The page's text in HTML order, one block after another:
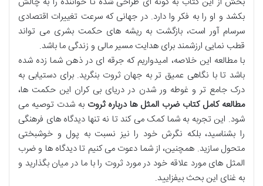
بکشد و او را به فکر وا دارد. در جهانی که سرعت تغییرات اقتصادی
سرسام آور است، بازگشت به ریشه های حکمت بشری می تواند
قطب نمایی ارزشمند برای هدایت مسیر مالی و زندگی ما باشد.
با مطالعه این خلاصه، امیدواریم که جرقه ای در ذهن شما زده شده
باشد تا با نگاهی عمیق تر به جهان ثروت بنگرید. برای دستیابی به
درک جامع تر و غوطه ور شدن در دریای بی کران این حکمت ها،
مطالعه کامل کتاب ضرب المثل ها درباره ثروت به شدت توصیه می
شود. این تجربه به شما کمک می کند تا نه تنها دیدگاه های فرهنگی
را بشناسید، بلکه نگرش خود را نیز نسبت به پول و خوشبختی
متحول سازید. همچنین، از شما دعوت می کنیم تا دیدگاه ها و ضرب
المثل های مورد علاقه خود در مورد ثروت را با ما در میان بگذارید و
به غنای این بحث بیفزایید.